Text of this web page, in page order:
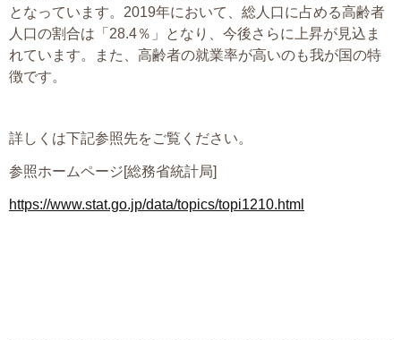
となっています。2019年において、総人口に占める高齢者
人口の割合は「28.4％」となり、今後さらに上昇が見込ま
れています。また、高齢者の就業率が高いのも我が国の特
徴です。
詳しくは下記参照先をご覧ください。
参照ホームページ[総務省統計局]
https://www.stat.go.jp/data/topics/topi1210.html